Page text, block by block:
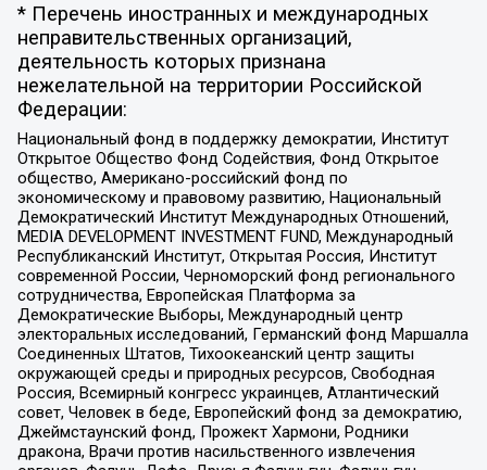
* Перечень иностранных и международных
неправительственных организаций,
деятельность которых признана
нежелательной на территории Российской
Федерации:
Национальный фонд в поддержку демократии, Институт
Открытое Общество Фонд Содействия, Фонд Открытое
общество, Американо-российский фонд по
экономическому и правовому развитию, Национальный
Демократический Институт Международных Отношений,
MEDIA DEVELOPMENT INVESTMENT FUND, Международный
Республиканский Институт, Открытая Россия, Институт
современной России, Черноморский фонд регионального
сотрудничества, Европейская Платформа за
Демократические Выборы, Международный центр
электоральных исследований, Германский фонд Маршалла
Соединенных Штатов, Тихоокеанский центр защиты
окружающей среды и природных ресурсов, Свободная
Россия, Всемирный конгресс украинцев, Атлантический
совет, Человек в беде, Европейский фонд за демократию,
Джеймстаунский фонд, Прожект Хармони, Родники
дракона, Врачи против насильственного извлечения